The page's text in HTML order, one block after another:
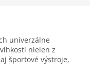
univerzálne
nielen z
športové výstroje,